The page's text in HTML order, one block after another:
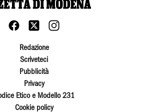
Redazione
Scriveteci
Pubblicità
Privacy
Etico e Modello 231
Cookie policy